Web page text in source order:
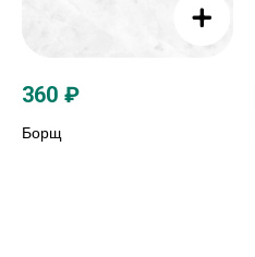
360 ₽
Борщ